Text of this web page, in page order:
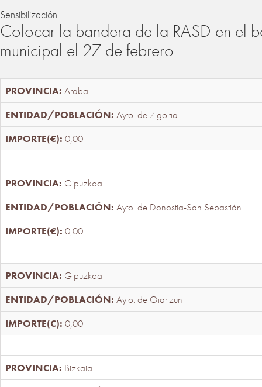
Sensibilización
Colocar la bandera de la RASD en el
municipal el 27 de febrero
Araba
Ayto. de Zigoitia
0,00
Gipuzkoa
Ayto. de Donostia-San Sebastián
0,00
Gipuzkoa
Ayto. de Oiartzun
0,00
Bizkaia